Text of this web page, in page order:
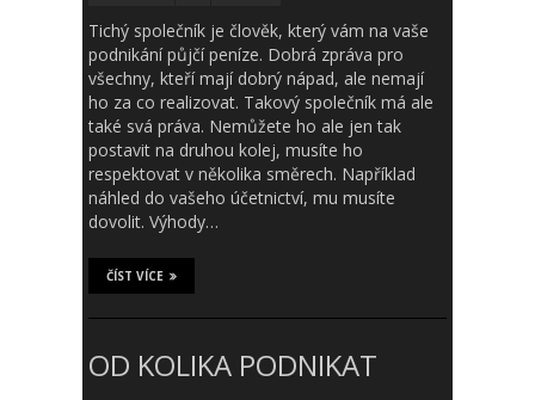
Tichý společník je člověk, který vám na vaše
podnikání půjčí peníze. Dobrá zpráva pro
všechny, kteří mají dobrý nápad, ale nemají
ho za co realizovat. Takový společník má ale
také svá práva. Nemůžete ho ale jen tak
postavit na druhou kolej, musíte ho
respektovat v několika směrech. Například
náhled do vašeho účetnictví, mu musíte
dovolit. Výhody…
ČÍST VÍCE
OD KOLIKA PODNIKAT